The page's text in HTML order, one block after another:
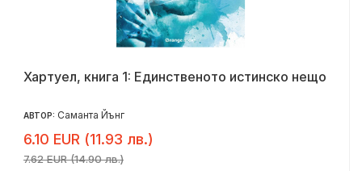
Хартуел, книга 1: Единственото истинско нещо
АВТОР: Саманта Йънг
6.10 EUR (11.93 лв.)
7.62 EUR (14.90 лв.)